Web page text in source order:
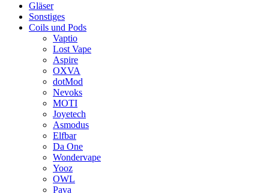
Gläser
Sonstiges
Coils und Pods
Vaptio
Lost Vape
Aspire
OXVA
dotMod
Nevoks
MOTI
Joyetech
Asmodus
Elfbar
Da One
Wondervape
Yooz
OWL
Pava